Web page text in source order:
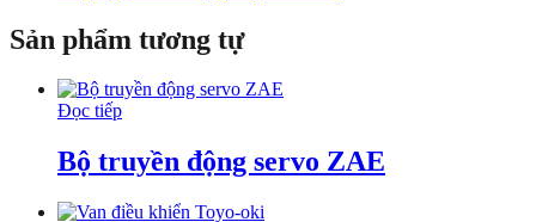
Sản phẩm tương tự
Đọc tiếp
Bộ truyền động servo ZAE